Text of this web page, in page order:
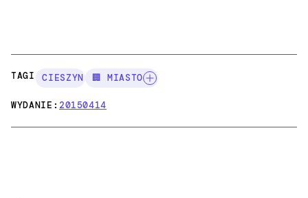
TAGI: CIESZYN 🏢 MIASTO
WYDANIE:20150414